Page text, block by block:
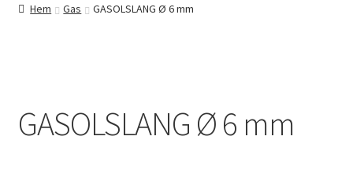
Hem Gas GASOLSLANG Ø 6 mm
GASOLSLANG Ø 6 mm